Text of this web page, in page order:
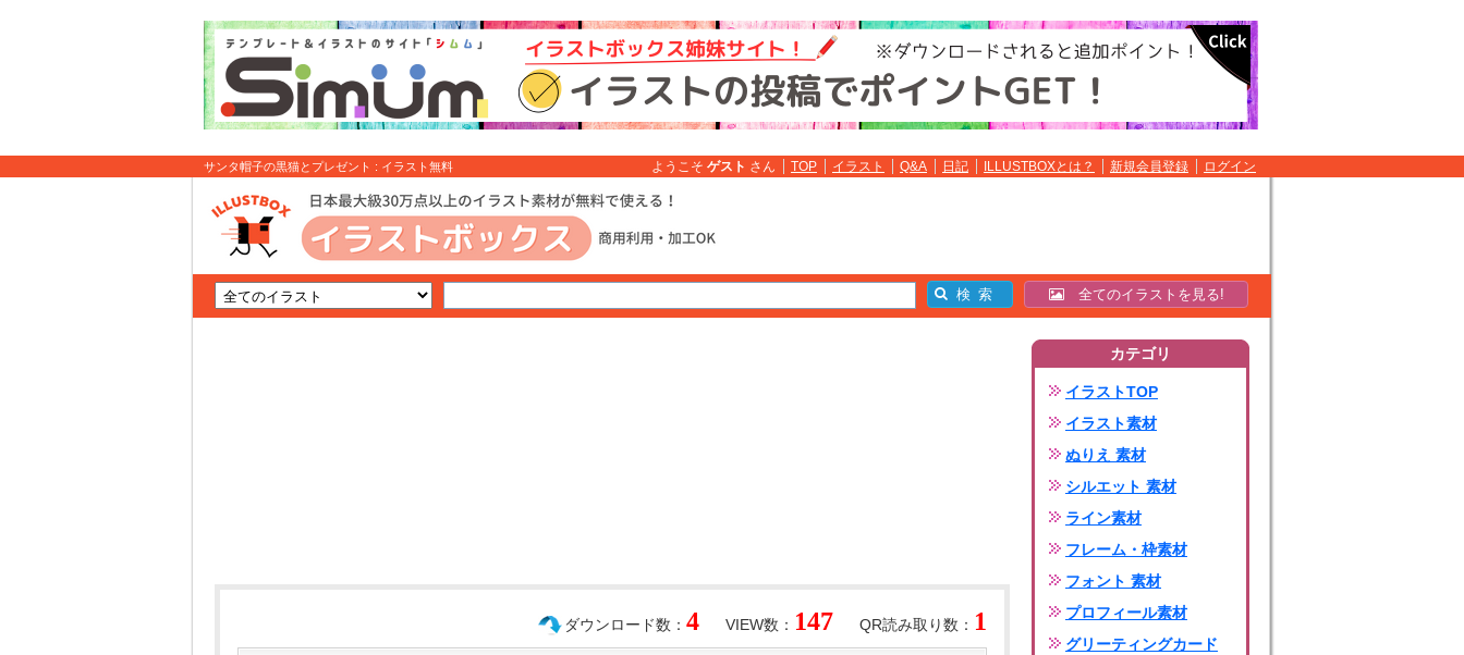
サンタ帽子の黒猫とプレゼント : イラスト無料 ようこそ ゲスト さん TOP イラスト Q&A 日記 ILLUSTBOXとは？ 新規会員登録 ログイン
全てのイラストを見る!
QR読み取り数： 1
VIEW数： 147
ダウンロード数： 4
カテゴリ
イラストTOP
イラスト素材
ぬりえ 素材
シルエット 素材
ライン素材
フレーム・枠素材
フォント 素材
プロフィール素材
グリーティングカード